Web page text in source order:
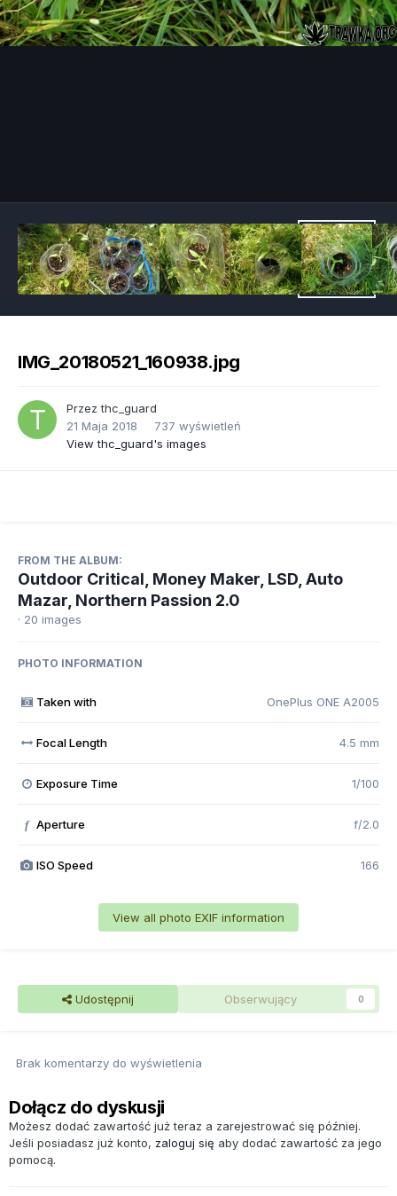
IMG_20180521_160938.jpg
Przezthc_guard
21 Maja 2018
737 wyświetleń
View thc_guard's images
FROM THE ALBUM:
Outdoor Critical, Money Maker, LSD, Auto
Mazar, Northern Passion 2.0
· 20 images
PHOTO INFORMATION
Taken with OnePlus ONE A2005
Focal Length 4.5 mm
Exposure Time 1/100
f Aperture f/2.0
ISO Speed 166
View all photo EXIF information
Udostępnij Obserwujący 0
Brak komentarzy do wyświetlenia
Dołącz do dyskusji
Możesz dodać zawartość już teraz a zarejestrować się później.
Jeśli posiadasz już konto, zaloguj się aby dodać zawartość za jego
pomocą.